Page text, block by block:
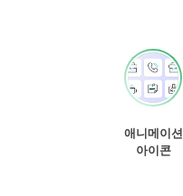
애니메이션
아이콘